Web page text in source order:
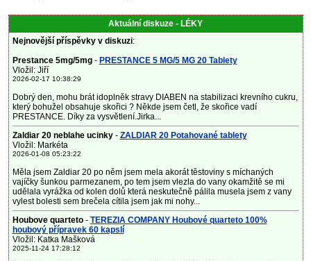
Aktuální diskuze - LÉKY
Nejnovější příspěvky v diskuzi:
Prestance 5mg/5mg- PRESTANCE 5 MG/5 MG 20 Tablety
Vložil: Jiří
2026-02-17 10:38:29
Dobrý den, mohu brát idoplněk stravy DIABEN na stabilizaci krevního cukru,
který bohužel obsahuje skořici ? Někde jsem četl, že skořice vadí
PRESTANCE. Díky za vysvětlení.Jirka...
Zaldiar 20 neblahe ucinky- ZALDIAR 20 Potahované tablety
Vložil: Markéta
2026-01-08 05:23:22
Měla jsem Zaldiar 20 po něm jsem mela akorát těstoviny s míchaných
vajíčky šunkou parmezanem, po tem jsem vlezla do vany okamžitě se mi
udělala vyrážka od kolen dolů která neskutečně pálila musela jsem z vany
vylest bolesti sem brečela cítila jsem jak mi nohy...
Houbove quarteto- TEREZIA COMPANY Houbové quarteto 100%
houbový přípravek 60 kapslí
Vložil: Katka Mašková
2025-11-24 17:28:12